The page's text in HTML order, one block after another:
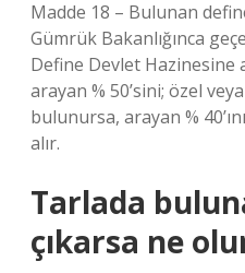
Madde 18 – Bulunan
Gümrük Bakanlığınca
Define Devlet
arayan % 50’sini; özel
bulunursa, arayan %
alır.
Tarlada
çıkarsa ne